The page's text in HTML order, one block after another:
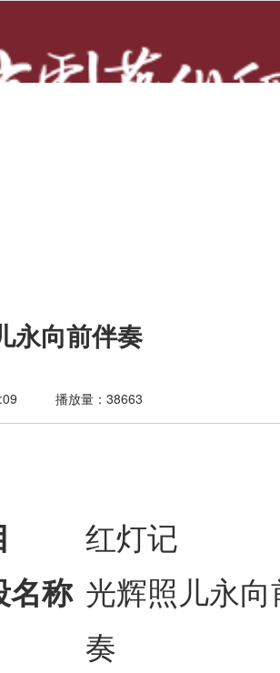
永向前伴奏
播放量：38663
红灯记
名称 光辉照儿永向
奏